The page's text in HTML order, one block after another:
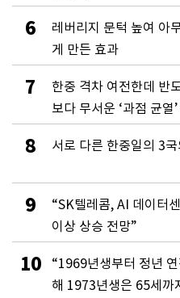
6
레버리지 문턱 높여 아
게 만든 효과
7
한중 격차 여전한데 반
보다 무서운 ‘과점 균열
8 서로 다른 한중일의 3
9
“SK텔레콤, AI 데이터
이상 상승 전망”
10
“1969년생부터 정년
해 1973년생은 65세까